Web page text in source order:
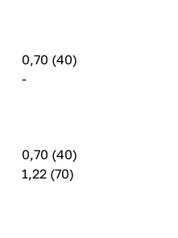
0,70 (40)
-
0,70 (40)
1,22 (70)